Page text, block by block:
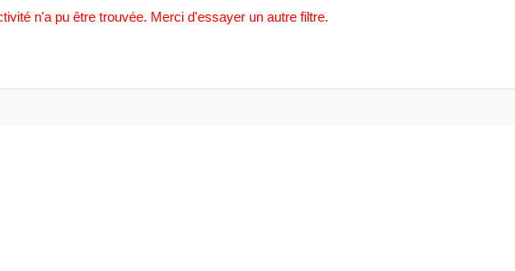
n'a pu être trouvée. Merci d'essayer un autre filtre.